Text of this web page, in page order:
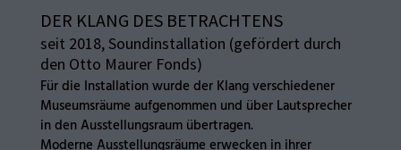
DER KLANG DES BETRACHTENS
seit 2018, Soundinstallation (gefördert durch
den Otto Maurer Fonds)
Für die Installation wurde der Klang verschiedener
Museumsräume aufgenommen und über Lautsprecher
in den Ausstellungsraum übertragen.